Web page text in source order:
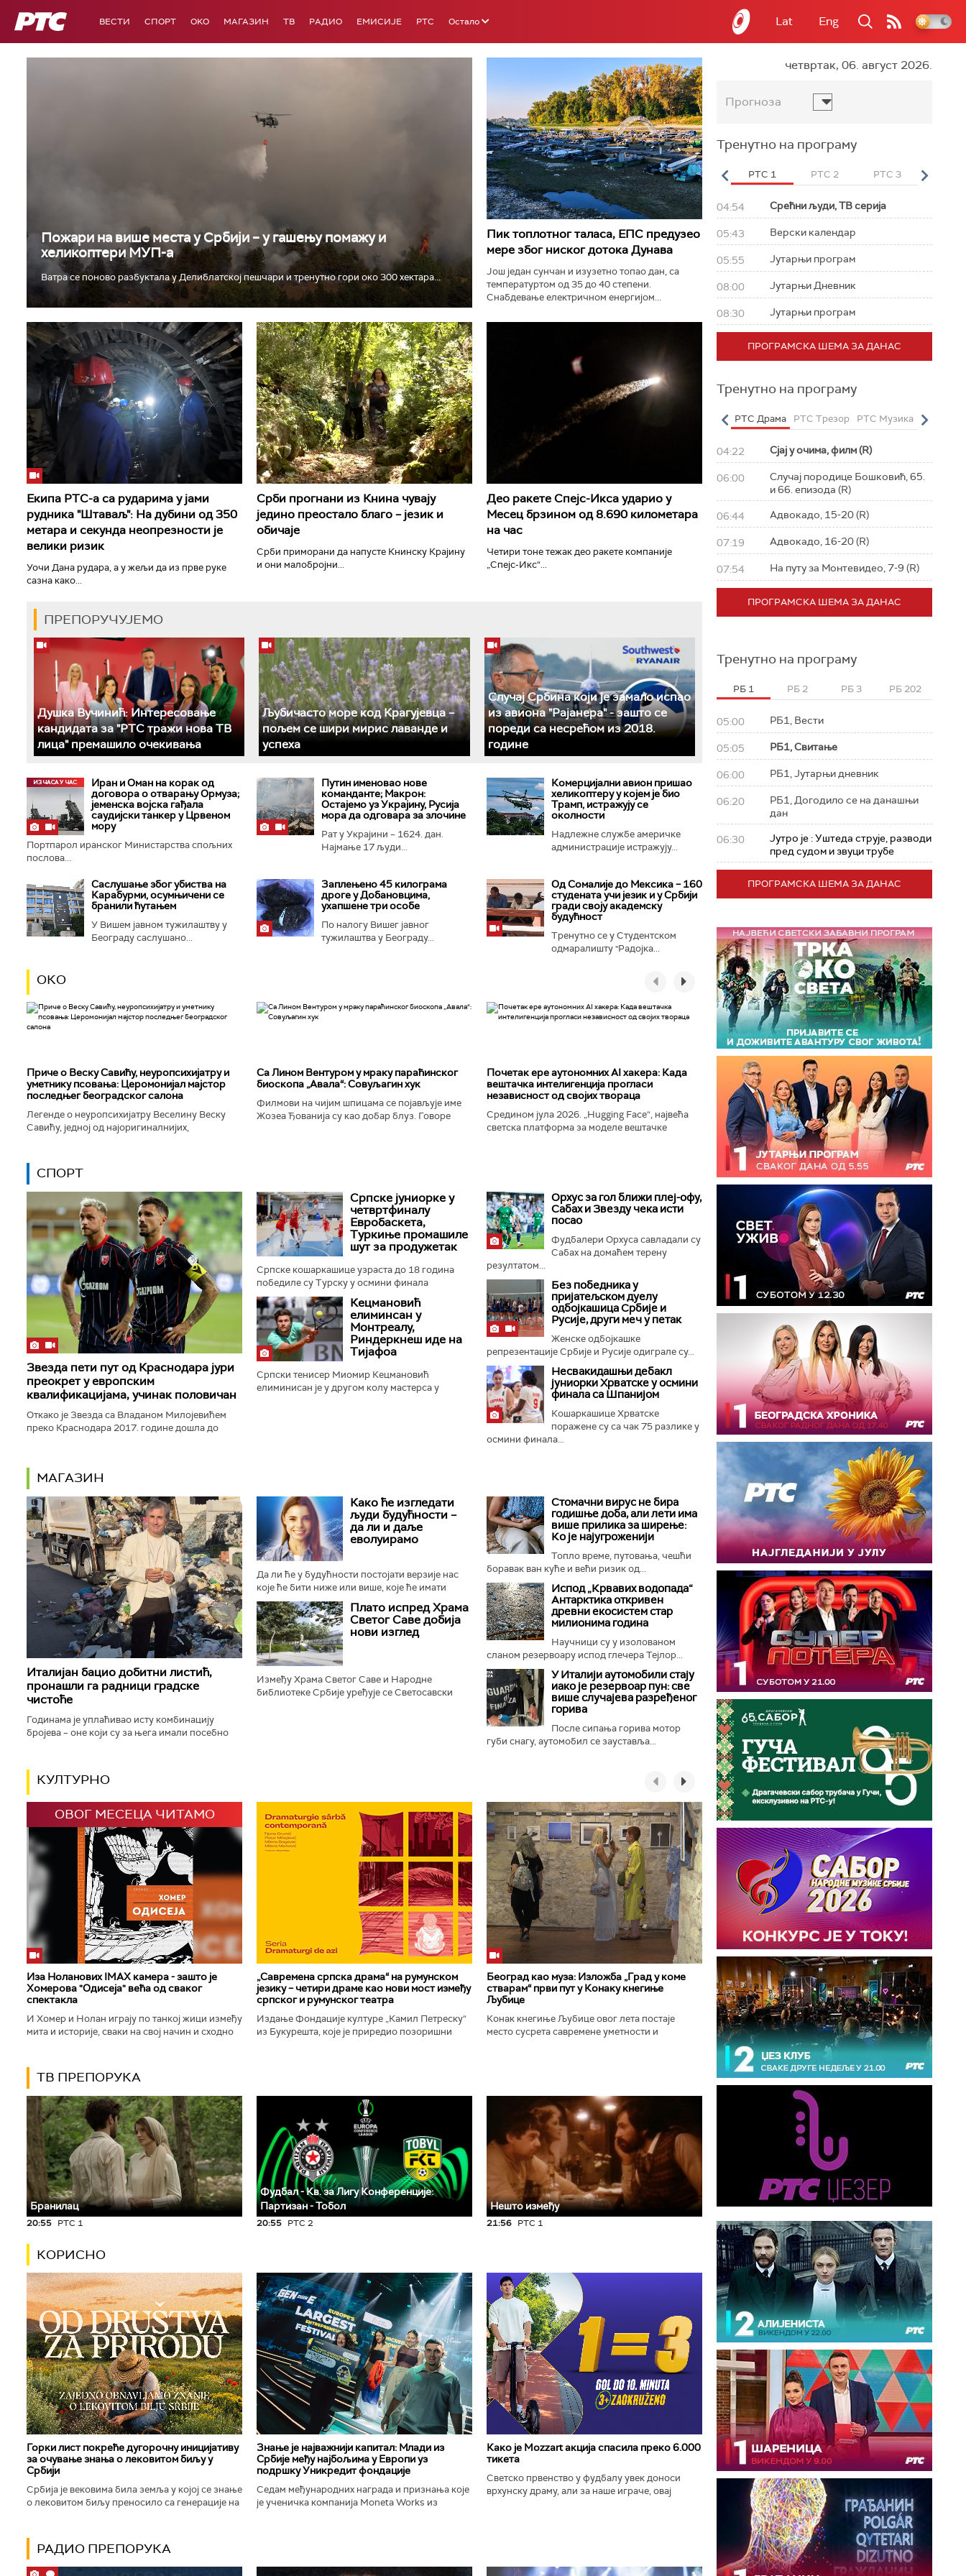
РТС ВЕСТИ СПОРТ OKO МАГАЗИН ТВ РАДИО ЕМИСИЈЕ РТС Остало Lat Eng
Пожари на више места у Србији – у гашењу помажу и
хеликоптери МУП-а
Ватра се поново разбуктала у Делиблатској пешчари и тренутно гори око 300 хектара...
Пик топлотног таласа, ЕПС предузео
мере због ниског дотока Дунава
Још један сунчан и изузетно топао дан, са
температуртом од 35 до 40 степени.
Снабдевање електричном енергијом...
Екипа РТС-а са рударима у јами
рудника "Штаваљ": На дубини од 350
метара и секунда неопрезности је
велики ризик
Уочи Дана рудара, а у жељи да из прве руке
сазна како...
Срби прогнани из Книна чувају
једино преостало благо – језик и
обичаје
Срби приморани да напусте Книнску Крајину
и они малобројни...
Део ракете Спејс-Икса ударио у
Месец брзином од 8.690 километара
на час
Четири тоне тежак део ракете компаније
„Спејс-Икс“...
ПРЕПОРУЧУЈЕМО
Душка Вучинић: Интересовање
кандидата за "РТС тражи нова ТВ
лица" премашило очекивања
Љубичасто море код Крагујевца –
пољем се шири мирис лаванде и
успеха
Случај Србина који је замало испао
из авиона "Рајанера" - зашто се
пореди са несрећом из 2018.
године
Иран и Оман на корак од
договора о отварању Ормуза;
jеменска војска гађала
саудијски танкер у Црвеном
мору
Портпарол иранског Министарства спољних
послова...
Путин именовао нове
команданте; Макрон:
Остајемо уз Украјину, Русија
мора да одговара за злочине
Рат у Украјини – 1624. дан.
Најмање 17 људи...
Комерцијални авион пришао
хеликоптеру у којем је био
Трамп, истражују се
околности
Надлежне службе америчке
администрације истражују...
Саслушање због убиства на
Карабурми, осумњичени се
бранили ћутањем
У Вишем јавном тужилаштву у
Београду саслушано...
Заплењено 45 килограма
дроге у Добановцима,
ухапшене три особе
По налогу Вишег јавног
тужилаштва у Београду...
Од Сомалије до Мексика – 160
студената учи језик и у Србији
гради своју академску
будућност
Тренутно се у Студентском
одмаралишту "Радојка...
ОКО
Приче о Веску Савићу, неуропсихијатру и
уметнику псовања: Церомонијал мајстор
последњег београдског салона
Легенде о неуропсихијатру Веселину Веску
Савићу, једној од најоригиналнијих,
Београду...
Са Лином Вентуром у мраку параћинског
биоскопа „Авала“: Совуљагин хук
Филмови на чијим шпицама се појављује име
Жозеа Ђованија су као добар блуз. Говоре
Почетак ере аутономних AI хакера: Када
вештачка интелигенција прогласи
независност од својих твораца
Средином јула 2026. „Hugging Face“, највећа
светска платформа за моделе вештачке
СПОРТ
Звезда пети пут од Краснодара јури
преокрет у европским
квалификацијама, учинак половичан
Откако је Звезда са Владаном Милојевићем
преко Краснодара 2017. године дошла до
Српске јуниорке у
четвртфиналу
Евробаскета,
Туркиње промашиле
шут за продужетак
Српске кошаркашице узраста до 18 година
победиле су Турску у осмини финала
Евробаскета са 70:67 у Стокхолму...
Кецмановић
елиминсан у
Монтреалу,
Риндеркнеш иде на
Тијафоа
Српски тенисер Миомир Кецмановић
елиминисан је у другом колу мастерса у
Орхус за гол ближи плеј-офу,
Сабах и Звезду чека исти
посао
Фудбалери Орхуса савладали су
Сабах на домаћем терену
резултатом...
Без победника у
пријатељском дуелу
одбојкашица Србије и
Русије, други меч у петак
Женске одбојкашке
репрезентације Србије и Русије одиграле су...
Несвакидашњи дебакл
јуниорки Хрватске у осмини
финала са Шпанијом
Кошаркашице Хрватске
поражене су са чак 75 разлике у
осмини финала...
МАГАЗИН
Италијан бацио добитни листић,
пронашли га радници градске
чистоће
Годинама је уплаћивао исту комбинацију
бројева – оне који су за њега имали посебно
Како ће изгледати
људи будућности –
да ли и даље
еволуирамо
Да ли ће у будућности постојати верзије нас
које ће бити ниже или више, које ће имати
другачије особине или ће чак бити генетски
дизајниране према одређеним...Плато испред Храма
Светог Саве добија
нови изглед
Између Храма Светог Саве и Народне
библиотеке Србије уређује се Светосавски
Стомачни вирус не бира
годишње доба, али лети има
више прилика за ширење:
Ко је најугроженији
Топло време, путовања, чешћи
боравак ван куће и већи ризик од...
Испод „Крвавих водопада“
Антарктика откривен
древни екосистем стар
милионима година
Научници су у изолованом
сланом резервоару испод глечера Тејлор...
У Италији аутомобили стају
иако је резервоар пун: све
више случајева разређеног
горива
После сипања горива мотор
губи снагу, аутомобил се зауставља...
КУЛТУРНО
ОВОГ МЕСЕЦА ЧИТАМО
Иза Ноланових IMAX камера - зашто је
Хомерова "Одисеја" већа од сваког
спектакла
И Хомер и Нолан играју по танкој жици између
мита и историје, сваки на свој начин и сходно
„Савремена српска драма“ на румунском
језику – четири драме као нови мост између
српског и румунског театра
Издање Фондације културе „Камил Петреску“
из Букурешта, које је приредио позоришни
Београд као муза: Изложба „Град у коме
стварам“ први пут у Конаку кнегиње
Љубице
Конак кнегиње Љубице овог лета постаје
место сусрета савремене уметности и
ТВ ПРЕПОРУКА
Бранилац
20:55 РТС 1
Фудбал - Кв. за Лигу Конференције:
Партизан - Тобол
20:55 РТС 2
Нешто између
21:56 РТС 1
КОРИСНО
Горки лист покреће дугорочну иницијативу
за очување знања о лековитом биљу у
Србији
Србија је вековима била земља у којој се знање
о лековитом биљу преносило са генерације на
Знање је најважнији капитал: Млади из
Србије међу најбољима у Европи уз
подршку Уникредит фондације
Седам међународних награда и признања које
је ученичка компанија Moneta Works из
Како је Mozzart акција спасила преко 6.000
тикета
Светско првенство у фудбалу увек доноси
врхунску драму, али за наше играче, овај
РАДИО ПРЕПОРУКА
четвртак, 06. август 2026.
Прогноза
Тренутно на програму
РТС 3 РТС Свет РТС HD РТС 1 РТС 2 РТС 3 РТС
04:54 Срећни људи, ТВ серија
05:43 Верски календар
05:55 Јутарњи програм
08:00 Јутарњи Дневник
08:30 Јутарњи програм
ПРОГРАМСКА ШЕМА ЗА ДАНАС
Тренутно на програму
РТС Класика РТС Полетарац РТС Драма РТС Трезор РТС Музика РТС
04:22 Сјај у очима, филм (R)
06:00
Случај породице Бошковић, 65.
и 66. епизода (R)
06:44 Адвокадо, 15-20 (R)
07:19 Адвокадо, 16-20 (R)
07:54 На путу за Монтевидео, 7-9 (R)
ПРОГРАМСКА ШЕМА ЗА ДАНАС
Тренутно на програму
РБ 1 РБ 2 РБ 3 РБ 202
05:00 РБ1, Вести
05:05 РБ1, Свитање
06:00 РБ1, Јутарњи дневник
06:20
РБ1, Догодило се на данашњи
дан
06:30
Јутро је : Уштеда струје, разводи
пред судом и звуци трубе
ПРОГРАМСКА ШЕМА ЗА ДАНАС